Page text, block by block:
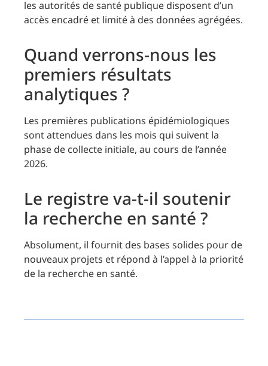
les autorités de santé publique disposent d’un
accès encadré et limité à des données agrégées.
Quand verrons-nous les
premiers résultats
analytiques ?
Les premières publications épidémiologiques
sont attendues dans les mois qui suivent la
phase de collecte initiale, au cours de l’année
2026.
Le registre va-t-il soutenir
la recherche en santé ?
Absolument, il fournit des bases solides pour de
nouveaux projets et répond à l’appel à la priorité
de la recherche en santé.